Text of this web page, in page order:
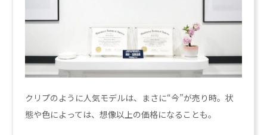
クリプのように人気モデルは、まさに“今”が売り時。状
態や色によっては、想像以上の価格になることも。